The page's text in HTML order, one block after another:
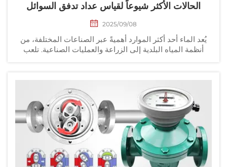
الحالات الأكثر شيوعاً لقياس عداد تدفق السوائل
2025/09/08
الماء أحد أكثر الموارد أهميةً عبر الصناعات المختلفة، من
المياه البلدية إلى الزراعة والعمليات الصناعية. تلعب